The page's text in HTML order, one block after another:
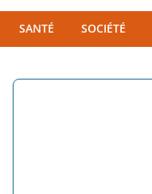
SANTÉ SOCIÉTÉ